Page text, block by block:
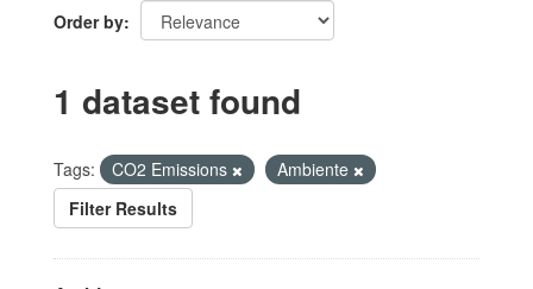
Order by
1 dataset found
Tags: CO2 Emissions
Ambiente
Filter Results